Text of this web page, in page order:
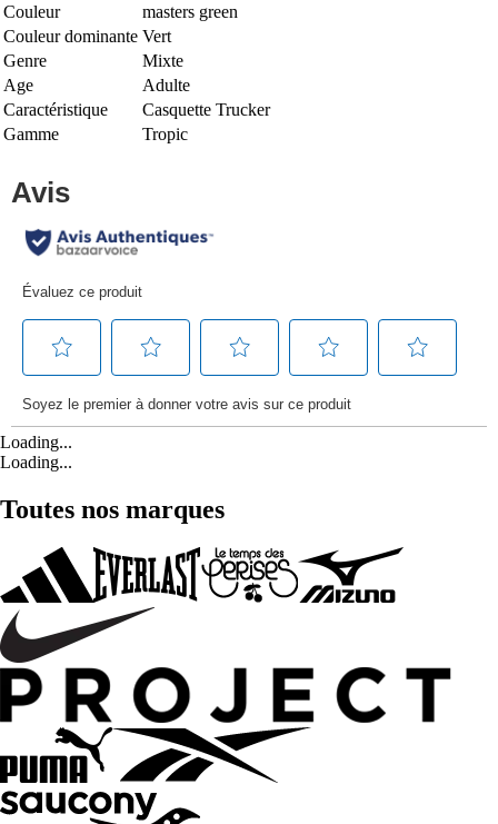
Couleur
masters green
Couleur dominante Vert
Genre
Mixte
Age
Adulte
Caractéristique
Casquette Trucker
Gamme
Tropic
Loading...
Loading...
Toutes nos marques